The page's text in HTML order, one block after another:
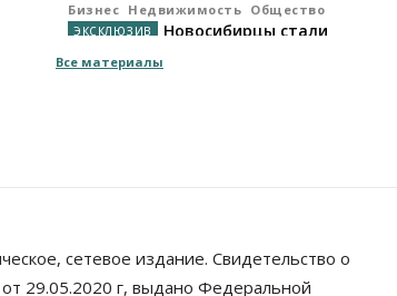
Бизнес Недвижимость Общество
Новосибирцы стали
упрощенной схеме
Финансы
Расходы новосибирцев на спорт
Все материалы
сетевое издание. Свидетельство о
29.05.2020 г, выдано Федеральной